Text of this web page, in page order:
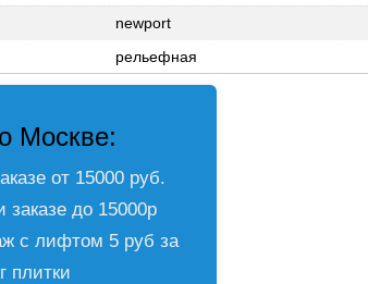
newport
рельефная
Москве:
от 15000 руб.
заказе до 15000р
с лифтом 5 руб за
плитки